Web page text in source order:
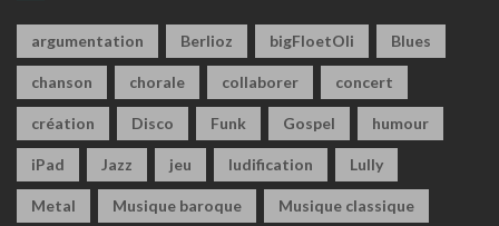
argumentation Berlioz bigFloetOli Blues
chanson chorale collaborer concert
création Disco Funk Gospel humour
iPad Jazz jeu ludification Lully
Metal Musique baroque Musique classique